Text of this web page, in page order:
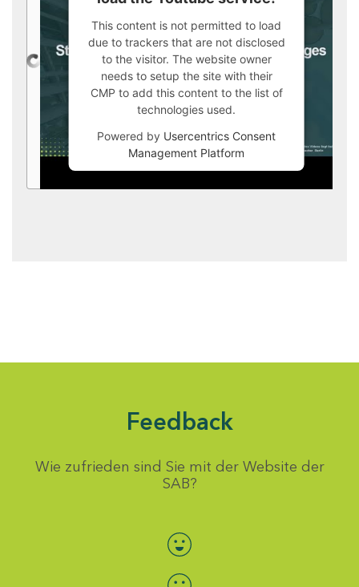
This content is not permitted to load
due to trackers that are not disclosed
to the visitor. The website owner
needs to setup the site with their
CMP to add this content to the list of
technologies used.
Powered by Usercentrics Consent
Management Platform
Feedback
Wie zufrieden sind Sie mit der Website der
SAB?
Bewertung auswählen